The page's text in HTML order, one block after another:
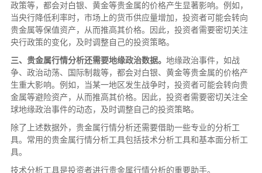
政策等，都会对白银、黄金等贵金属的价格产生显著影响。例如，
当央行降低利率时，市场上的货币供应量增加，投资者可能会转向
贵金属等保值资产，从而推高其价格。因此，投资者需要密切关注
央行政策的变化，及时调整自己的投资策略。
三、贵金属行情分析还需要地缘政治数据。 地缘政治事件，如战
争、政治动荡、国际制裁等，都会对白银、黄金等贵金属的价格产
生重大影响。例如，当某一地区发生战争时，投资者可能会转向贵
金属等避险资产，从而推高其价格。因此，投资者需要密切关注全
球地缘政治事件的动态，及时调整自己的投资策略。
除了上述数据外，贵金属行情分析还需要借助一些专业的分析工
具。常用的贵金属行情分析工具包括技术分析工具和基本面分析工
具。
技术分析工具是投资者进行贵金属行情分析的重要助手。